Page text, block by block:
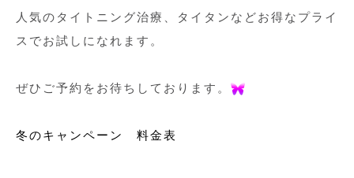
人気のタイトニング治療、タイタンなどお得なプライ
スでお試しになれます。
ぜひご予約をお待ちしております。
冬のキャンペーン 料金表